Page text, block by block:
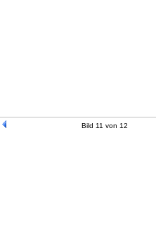
Bild 11 von 12